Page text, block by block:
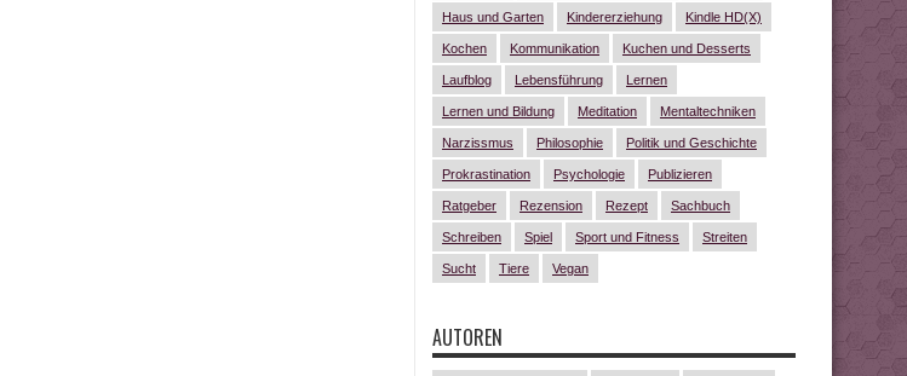
Haus und Garten Kindererziehung Kindle HD(X)
Kochen Kommunikation Kuchen und Desserts
Laufblog Lebensführung Lernen
Lernen und Bildung Meditation Mentaltechniken
Narzissmus Philosophie Politik und Geschichte
Prokrastination Psychologie Publizieren
Ratgeber Rezension Rezept Sachbuch
Schreiben Spiel Sport und Fitness Streiten
Sucht Tiere Vegan
AUTOREN